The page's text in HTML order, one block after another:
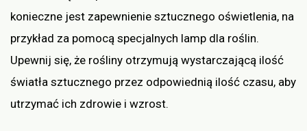
konieczne jest zapewnienie sztucznego oświetlenia, na
przykład za pomocą specjalnych lamp dla roślin.
Upewnij się, że rośliny otrzymują wystarczającą ilość
światła sztucznego przez odpowiednią ilość czasu, aby
utrzymać ich zdrowie i wzrost.